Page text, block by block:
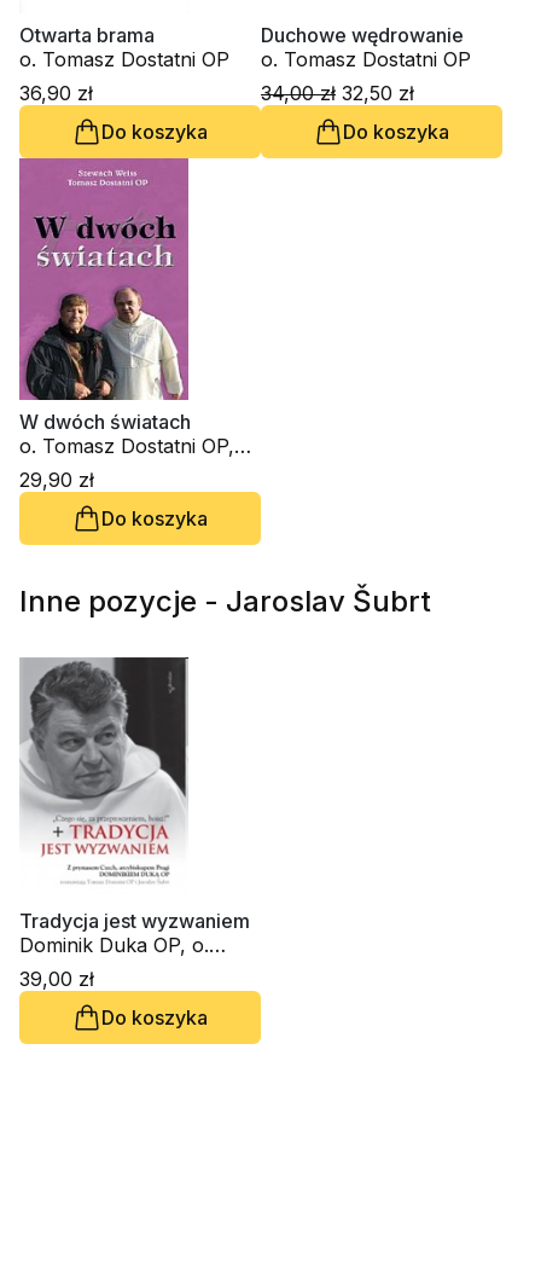
Otwarta brama
o. Tomasz Dostatni OP
36,90 zł
Do koszyka
Duchowe wędrowanie
o. Tomasz Dostatni OP
34,00 zł 32,50 zł
Do koszyka
W dwóch światach
o. Tomasz Dostatni OP,
Szewach Weiss
29,90 zł
Do koszyka
Inne pozycje - Jaroslav Šubrt
Tradycja jest wyzwaniem
Dominik Duka OP, o.
Tomasz Dostatni OP,
Jaroslav Šubrt
39,00 zł
Do koszyka